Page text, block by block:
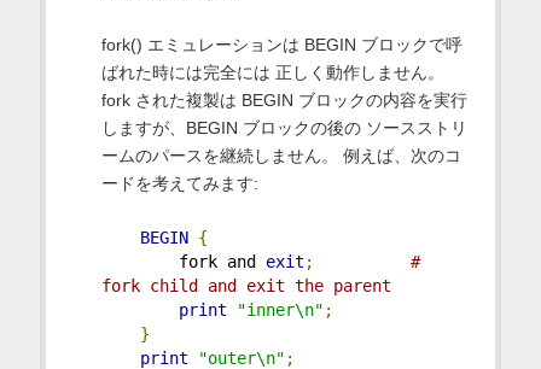
fork() エミュレーションは BEGIN ブロックで呼
ばれた時には完全には 正しく動作しません。
fork された複製は BEGIN ブロックの内容を実行
しますが、BEGIN ブロックの後の ソースストリ
ームのパースを継続しません。 例えば、次のコ
ードを考えてみます:
BEGIN {
fork and exit ;
#
fork child and exit the parent
print
"inner\n" ;
}
print
"outer\n" ;